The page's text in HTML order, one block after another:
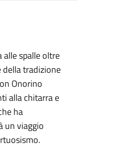
alle spalle oltre
della tradizione
Onorino
alla chitarra e
ha
un viaggio